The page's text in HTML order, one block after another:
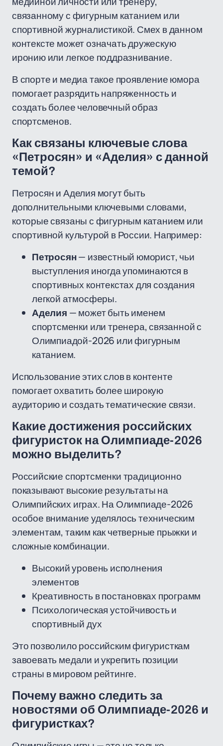
связанному с фигурным катанием или
спортивной журналистикой. Смех в данном
контексте может означать дружескую
иронию или легкое поддразнивание.
В спорте и медиа такое проявление юмора
помогает разрядить напряженность и
создать более человечный образ
спортсменов.
Как связаны ключевые слова
«Петросян» и «Аделия» с данной
темой?
Петросян и Аделия могут быть
дополнительными ключевыми словами,
которые связаны с фигурным катанием или
спортивной культурой в России. Например:
Петросян— известный юморист, чьи
выступления иногда упоминаются в
спортивных контекстах для создания
легкой атмосферы.
Аделия — может быть именем
спортсменки или тренера, связанной с
Олимпиадой-2026 или фигурным
катанием.
Использование этих слов в контенте
помогает охватить более широкую
аудиторию и создать тематические связи.
Какие достижения российских
фигуристок на Олимпиаде-2026
можно выделить?
Российские спортсменки традиционно
показывают высокие результаты на
Олимпийских играх. На Олимпиаде-2026
особое внимание уделялось техническим
элементам, таким как четверные прыжки и
сложные комбинации.
Высокий уровень исполнения
элементов
Креативность в постановках программ
Психологическая устойчивость и
спортивный дух
Это позволило российским фигуристкам
завоевать медали и укрепить позиции
страны в мировом рейтинге.
Почему важно следить за
новостями об Олимпиаде-2026 и
фигуристках?